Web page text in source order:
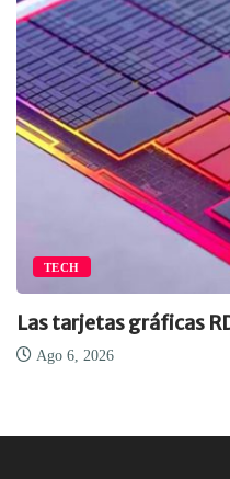
TECH
Las tarjetas gráficas
Ago 6, 2026